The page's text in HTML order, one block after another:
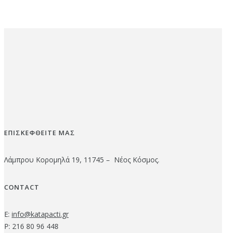
ΕΠΙΣΚΕΦΘΕΙΤΕ ΜΑΣ
Λάμπρου Κορομηλά 19, 11745 – Νέος Κόσμος.
CONTACT
E: info@katapacti.gr
P: 216 80 96 448